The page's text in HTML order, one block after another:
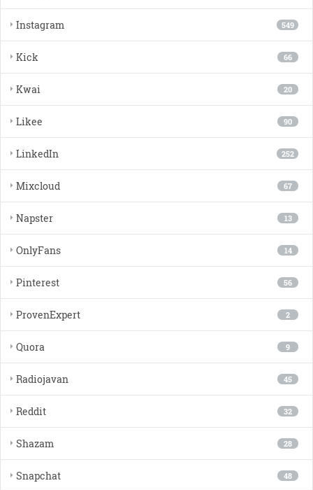
549
Instagram
66
Kick
20
Kwai
90
Likee
252
LinkedIn
67
Mixcloud
13
Napster
14
OnlyFans
56
Pinterest
2
ProvenExpert
9
Quora
45
Radiojavan
32
Reddit
28
Shazam
48
Snapchat